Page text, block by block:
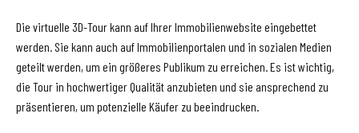
Die virtuelle 3D-Tour kann auf Ihrer Immobilienwebsite eingebettet
werden. Sie kann auch auf Immobilienportalen und in sozialen Medien
geteilt werden, um ein größeres Publikum zu erreichen. Es ist wichtig,
die Tour in hochwertiger Qualität anzubieten und sie ansprechend zu
präsentieren, um potenzielle Käufer zu beeindrucken.